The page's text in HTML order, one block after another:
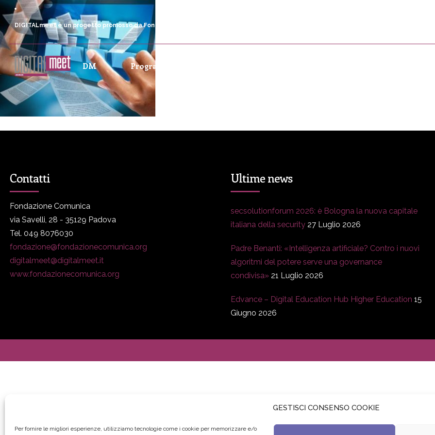
GESTISCI CONSENSO COOKIE
Per fornire le migliori esperienze, utilizziamo tecnologie come i cookie per memorizzare e/o
DIGITALmeet è un progetto promosso da Fondazione Comunica
DM Programma
Contatti
Fondazione Comunica
via Savelli, 28 - 35129 Padova
Tel. 049 8076030
fondazione@fondazionecomunica.org
digitalmeet@digitalmeet.it
www.fondazionecomunica.org
Ultime news
secsolutionforum 2026: è Bologna la nuova capitale
italiana della security 27 Luglio 2026
Padre Benanti: «Intelligenza artificiale? Contro i nuovi
algoritmi del potere serve una governance
condivisa» 21 Luglio 2026
Edvance – Digital Education Hub Higher Education 15
Giugno 2026